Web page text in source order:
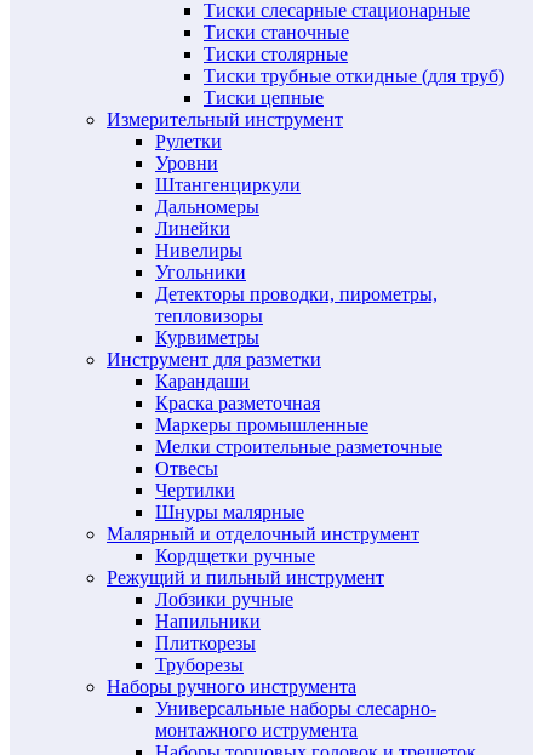
Тиски слесарные стационарные
Тиски станочные
Тиски столярные
Тиски трубные откидные (для труб)
Тиски цепные
Измерительный инструмент
Рулетки
Уровни
Штангенциркули
Дальномеры
Линейки
Нивелиры
Угольники
Детекторы проводки, пирометры,
тепловизоры
Курвиметры
Инструмент для разметки
Карандаши
Краска разметочная
Маркеры промышленные
Мелки строительные разметочные
Отвесы
Чертилки
Шнуры малярные
Малярный и отделочный инструмент
Кордщетки ручные
Режущий и пильный инструмент
Лобзики ручные
Напильники
Плиткорезы
Труборезы
Наборы ручного инструмента
Универсальные наборы слесарно-
монтажного иструмента